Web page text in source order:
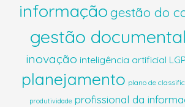
informaçãogestão do
gestão documental
inovação inteligência artificial
planejamento plano de
produtividade profissional da